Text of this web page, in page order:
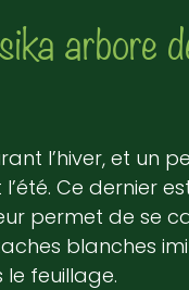
arbore
l’hiver, et un
Ce dernier
permet de se
blanches
feuillage.